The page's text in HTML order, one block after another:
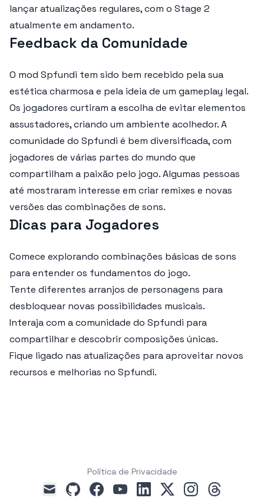
lançar atualizações regulares, com o Stage 2
atualmente em andamento.
Feedback da Comunidade
O mod Spfundi tem sido bem recebido pela sua
estética charmosa e pela ideia de um gameplay legal.
Os jogadores curtiram a escolha de evitar elementos
assustadores, criando um ambiente acolhedor. A
comunidade do Spfundi é bem diversificada, com
jogadores de várias partes do mundo que
compartilham a paixão pelo jogo. Algumas pessoas
até mostraram interesse em criar remixes e novas
versões das combinações de sons.
Dicas para Jogadores
Comece explorando combinações básicas de sons
para entender os fundamentos do jogo.
Tente diferentes arranjos de personagens para
desbloquear novas possibilidades musicais.
Interaja com a comunidade do Spfundi para
compartilhar e descobrir composições únicas.
Fique ligado nas atualizações para aproveitar novos
recursos e melhorias no Spfundi.
Política de Privacidade
mail
githubfacebookyoutubelinkedin
x instagramthreads